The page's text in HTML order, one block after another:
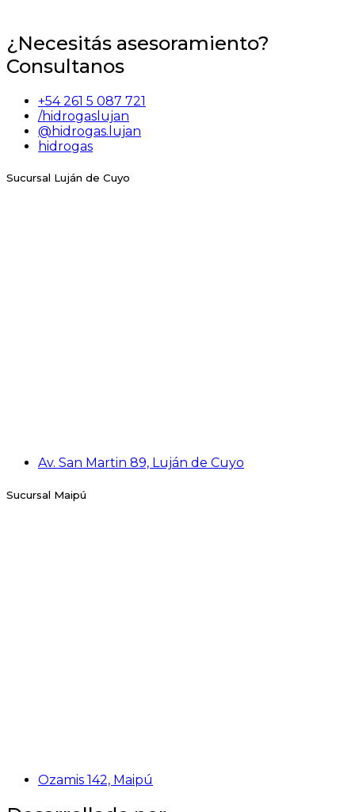
¿Necesitás asesoramiento?
Consultanos
+54 261 5 087 721
/hidrogaslujan
@hidrogas.lujan
hidrogas
Sucursal Luján de Cuyo
Av. San Martin 89, Luján de Cuyo
Sucursal Maipú
Ozamis 142, Maipú